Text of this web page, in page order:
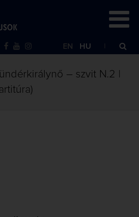
EN HU
– szvit N.2 |